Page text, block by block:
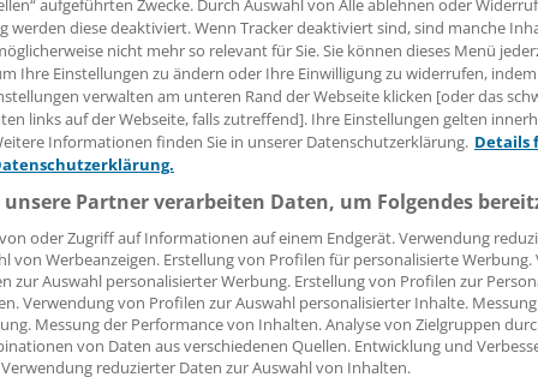
14:42 Uhr
Kanzler die Beharrungskräfte des Bundestages wohl
Impfpflicht wie die von Olaf Scholz geplante gegen COVID-
kurzfristig aus dem Boden stampfen.
der Organspende und die „Sterbehilfe“-Gesetzgebung
zurückliegenden Legislaturperioden, die zeigen, dass
gesellschaftlich-ethischen Themen nicht unter Druck
aufgeführten Zwecke. Durch Auswahl von Alle ablehnen oder
werden diese deaktiviert. Wenn Tracker deaktiviert sind, sind manche
nicht mehr so relevant für Sie. Sie können dieses Menü
Ihre Einstellungen zu ändern oder Ihre Einwilligung zu widerrufen, indem
verwalten am unteren Rand der Webseite klicken [oder das
links auf der Webseite, falls zutreffend]. Ihre Einstellungen gelten
Informationen finden Sie in unserer Datenschutzerklärung. Details
Partner verarbeiten Daten, um Folgendes
oder Zugriff auf Informationen auf einem Endgerät. Verwendung
von Werbeanzeigen. Erstellung von Profilen für personalisierte
zur Auswahl personalisierter Werbung. Erstellung von Profilen zur
Verwendung von Profilen zur Auswahl personalisierter Inhalte.
Messung der Performance von Inhalten. Analyse von Zielgruppen
von Daten aus verschiedenen Quellen. Entwicklung und
reduzierter Daten zur Auswahl von Inhalten.